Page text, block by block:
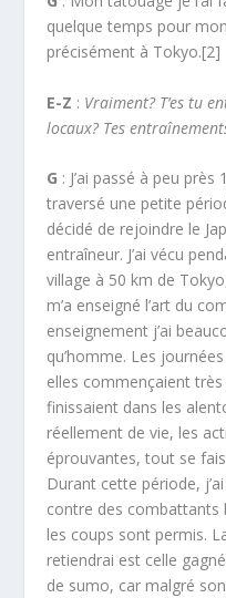
quelque temps pour
précisément à Tokyo.[2]
E-Z : Vraiment? T’es tu
locaux? Tes
G : J’ai passé à peu
traversé une petite
décidé de rejoindre le
entraîneur. J’ai vécu
village à 50 km de
m’a enseigné l’art du
enseignement j’ai
qu’homme. Les
elles commençaient
finissaient dans les
réellement de vie, les
éprouvantes, tout se
Durant cette période,
contre des combattants
les coups sont permis.
retiendrai est celle
de sumo, car malgré